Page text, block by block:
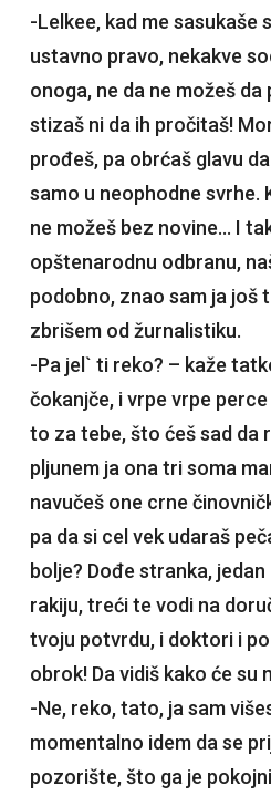
-Lelkee, kad me sasukaše
ustavno pravo, nekakve
onoga, ne da ne možeš
stizaš ni da ih pročitaš!
prođeš, pa obrćaš glavu
samo u neophodne svrhe.
ne možeš bez novine… I
opštenarodnu odbranu,
podobno, znao sam ja još
zbrišem od žurnalistiku.
-Pa jel` ti reko? – kaže
čokanjče, i vrpe vrpe
to za tebe, što ćeš sad da
pljunem ja ona tri soma
navučeš one crne
pa da si cel vek udaraš
bolje? Dođe stranka,
rakiju, treći te vodi na
tvoju potvrdu, i doktori i
obrok! Da vidiš kako će su
-Ne, reko, tato, ja sam
momentalno idem da se
pozorište, što ga je